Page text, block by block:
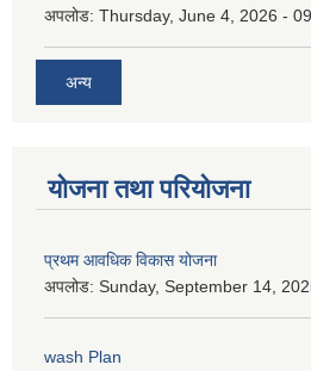
अपलोड: Thursday, June 4, 2026 -
अन्य
योजना तथा परियोजना
प्रथम आवधिक विकास योजना
अपलोड: Sunday, September 14,
wash Plan